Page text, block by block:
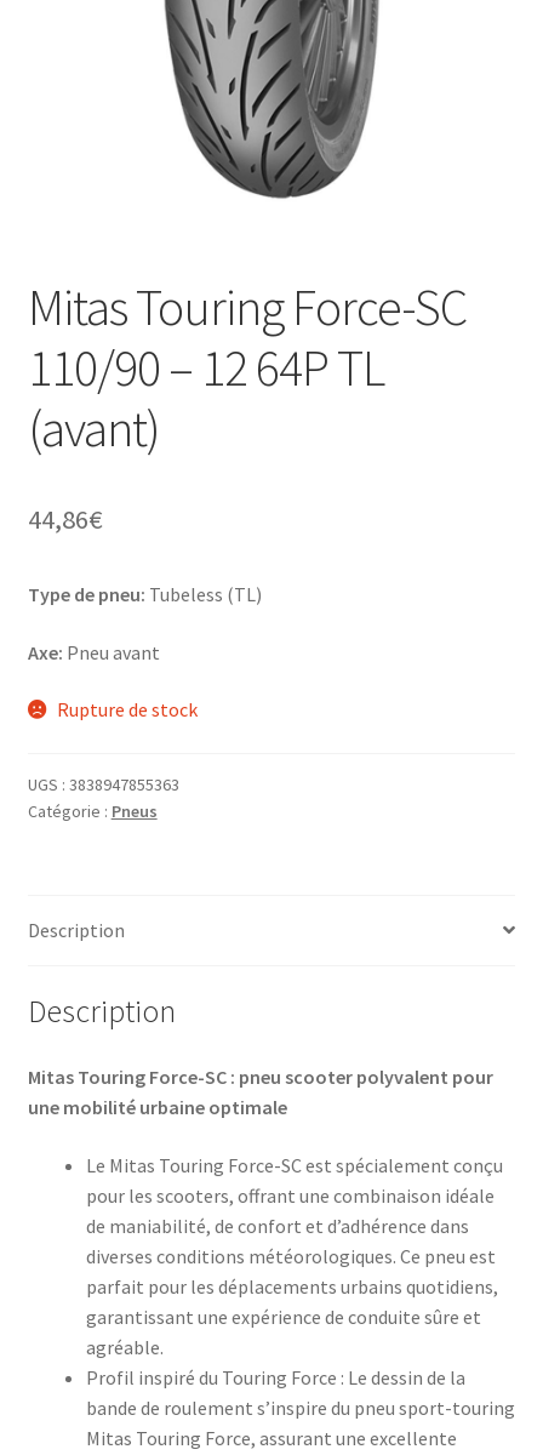
Mitas Touring Force-SC
110/90 – 12 64P TL
(avant)
44,86€
Type de pneu: Tubeless (TL)
Axe: Pneu avant
Rupture de stock
UGS : 3838947855363
Catégorie : Pneus
Description
Description
Mitas Touring Force-SC : pneu scooter polyvalent pour
une mobilité urbaine optimale
Le Mitas Touring Force-SC est spécialement conçu
pour les scooters, offrant une combinaison idéale
de maniabilité, de confort et d’adhérence dans
diverses conditions météorologiques. Ce pneu est
parfait pour les déplacements urbains quotidiens,
garantissant une expérience de conduite sûre et
agréable.​
Profil inspiré du Touring Force : Le dessin de la
bande de roulement s’inspire du pneu sport-touring
Mitas Touring Force, assurant une excellente